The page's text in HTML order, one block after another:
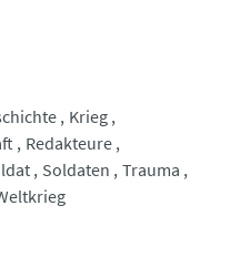
Krieg
Redakteure
Soldaten Trauma